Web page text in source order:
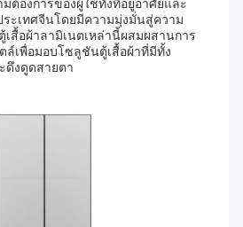
ต้องการของผู้ใช้ทั้งที่อยู่อาศัยและ
ะเทศจีนโดยมีความมุ่งมั่นสู่ความ
เสื้อผ้าลามิเนตเหล่านี้ผสมผสานการ
ล์เพื่อมอบโซลูชันตู้เสื้อผ้าที่มีทั้ง
ดึงดูดสายตา